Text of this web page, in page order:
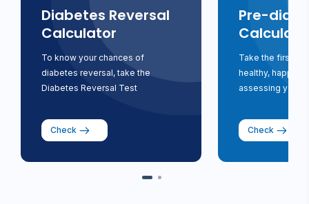
Diabetes Reversal
Calculator
To know your chances of
diabetes reversal, take the
Diabetes Reversal Test
Check
Pre-
Take the first
healthy, happy
assessing your
Check